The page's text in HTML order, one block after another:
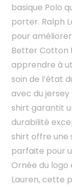
basique Polo
porter. Ralph
pour
Better Cotton
apprendre à
soin de l’état
avec du
shirt garantit
durabilité
shirt offre une
parfaite pour
Ornée du
Lauren, cette